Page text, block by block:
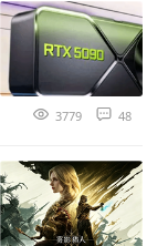
3779 48